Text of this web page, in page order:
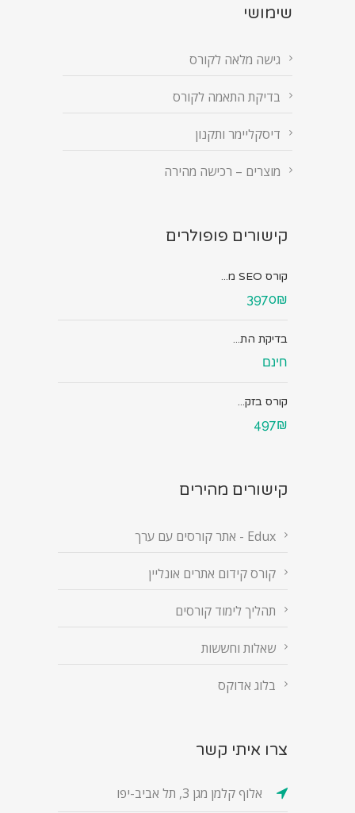
שימושי
גישה מלאה לקורס
בדיקת התאמה לקורס
דיסקליימר ותקנון
מוצרים – רכישה מהירה
קישורים פופולרים
קורס SEO מ...
3970₪
בדיקת הת...
חינם
קורס בזק...
497₪
קישורים מהירים
Edux - אתר קורסים עם ערך
קורס קידום אתרים אונליין
תהליך לימוד קורסים
שאלות וחששות
בלוג אדוקס
צרו איתי קשר
אלוף קלמן מגן 3, תל אביב-יפו